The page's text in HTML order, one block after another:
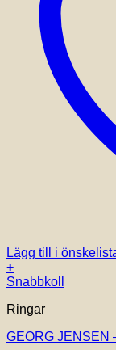
Lägg till i
+
Den
produkten
flera
Snabbkoll
Ringar
GEORG JENSEN